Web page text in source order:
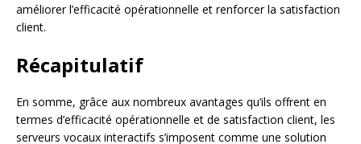
améliorer l’efficacité opérationnelle et renforcer la satisfaction
client.
Récapitulatif
En somme, grâce aux nombreux avantages qu’ils offrent en
termes d’efficacité opérationnelle et de satisfaction client, les
serveurs vocaux interactifs s’imposent comme une solution